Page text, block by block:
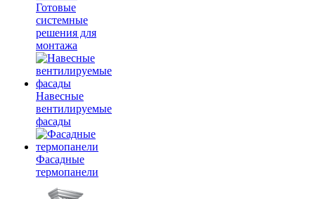
Готовые
системные
решения для
монтажа
Навесные
вентилируемые
фасады
Фасадные
термопанели